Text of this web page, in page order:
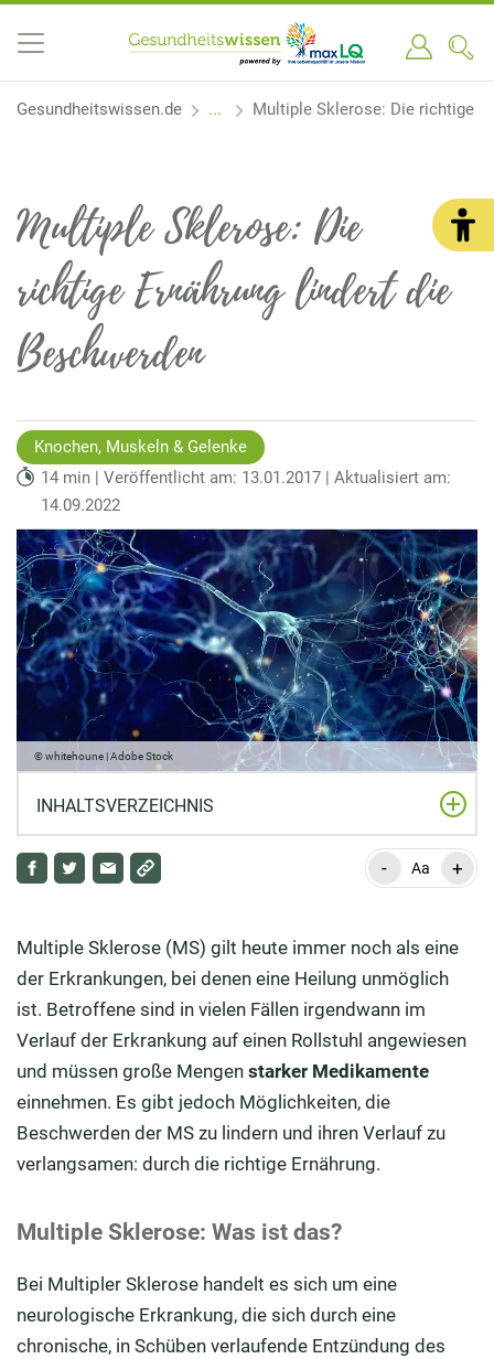
Gesundheitswissen.de Multiple Sklerose: Die richtige
Multiple Sklerose: Die
richtige Ernährung lindert die
Beschwerden
Knochen, Muskeln & Gelenke
14 min | Veröffentlicht am: 13.01.2017 | Aktualisiert am:
14.09.2022
© whitehoune | Adobe Stock
INHALTSVERZEICHNIS
Multiple Sklerose: Was ist das?
Symptome: Woran erkennt man MS?
Krankheitsverlauf: MS verläuft unterschiedlich
Behandlung: Medikamente bei MS
Experimentelle Behandlungsmöglichkeiten von
Multipler Sklerose
Krafttraining kann echte Erleichterung für MS-
Der Zusammenhang von MS mit der Ernährung
Ernährungsempfehlungen für MS-Kranke
Hanf blockiert schlafende Erreger
- Aa +
Multiple Sklerose (MS) gilt heute immer noch als eine
der Erkrankungen, bei denen eine Heilung unmöglich
ist. Betroffene sind in vielen Fällen irgendwann im
Verlauf der Erkrankung auf einen Rollstuhl angewiesen
und müssen große Mengen starker Medikamente
einnehmen. Es gibt jedoch Möglichkeiten, die
Beschwerden der MS zu lindern und ihren Verlauf zu
verlangsamen: durch die richtige Ernährung.
Multiple Sklerose: Was ist das?
Bei Multipler Sklerose handelt es sich um eine
neurologische Erkrankung, die sich durch eine
chronische, in Schüben verlaufende Entzündung des